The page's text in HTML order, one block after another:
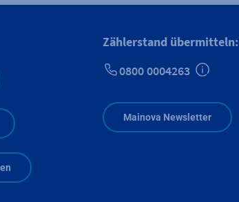
Zählerstand übermitteln:
0800 0004263
Mainova Newsletter